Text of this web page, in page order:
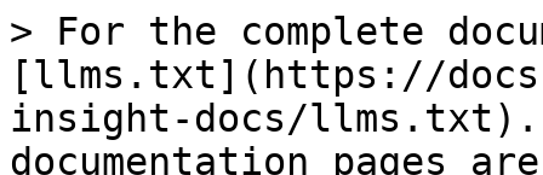
> For the complete
[llms.txt](https://
insight-docs/llms.txt).
documentation pages